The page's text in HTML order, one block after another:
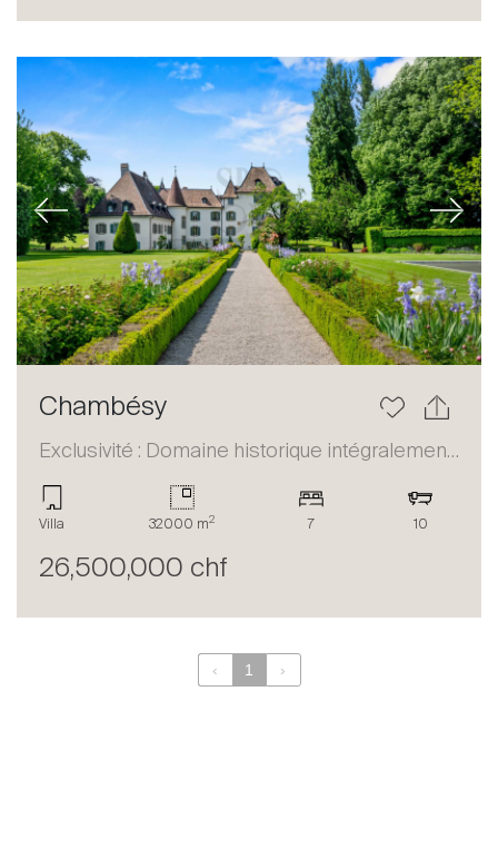
Acheter
Louer
International
Vendre
Previous Next
Chambésy
Exclusivité : Domaine historique intégralement restauré
Villa 32000 m2 7 10
26,500,000 chf
‹ 1 ›